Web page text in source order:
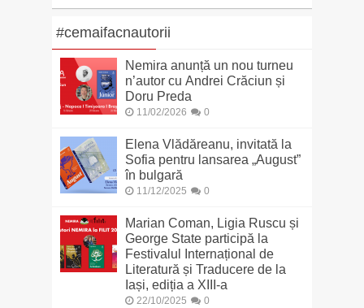
#cemaifacnautorii
Nemira anunță un nou turneu
n’autor cu Andrei Crăciun și
Doru Preda
11/02/2026 0
Elena Vlădăreanu, invitată la
Sofia pentru lansarea „August”
în bulgară
11/12/2025 0
Marian Coman, Ligia Ruscu și
George State participă la
Festivalul Internațional de
Literatură și Traducere de la
Iași, ediția a XIII-a
22/10/2025 0